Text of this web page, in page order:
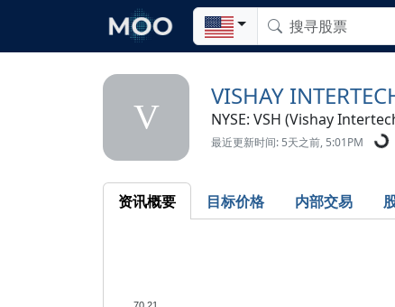
V
VISHAY
NYSE: VSH (Vishay
最近更新时间: 5天之前, 5:01PM
资讯概要 目标价格 内部交易